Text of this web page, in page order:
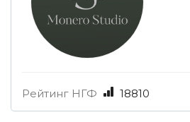
Рейтинг НГФ 18810